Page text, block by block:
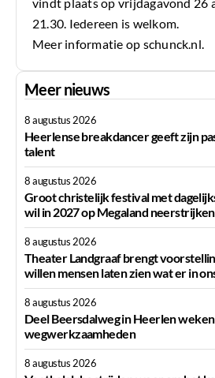
vindt plaats op vrijdagavond 26
21.30. Iedereen is welkom.
Meer informatie op schunck.nl.
Meer nieuws
8 augustus 2026
Heerlense breakdancer geeft zijn
talent
8 augustus 2026
Groot christelijk festival met
wil in 2027 op Megaland neerstrijken
8 augustus 2026
Theater Landgraaf brengt
willen mensen laten zien wat er in
8 augustus 2026
Deel Beersdalweg in Heerlen
wegwerkzaamheden
8 augustus 2026